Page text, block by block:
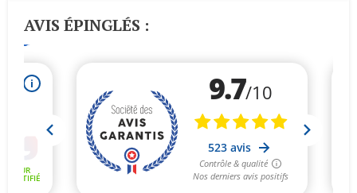
AVIS ÉPINGLÉS :